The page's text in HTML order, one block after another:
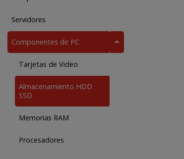
Servidores
Componentes de PC
Tarjetas de Video
Almacenamiento HDD
SSD
Memorias RAM
Procesadores